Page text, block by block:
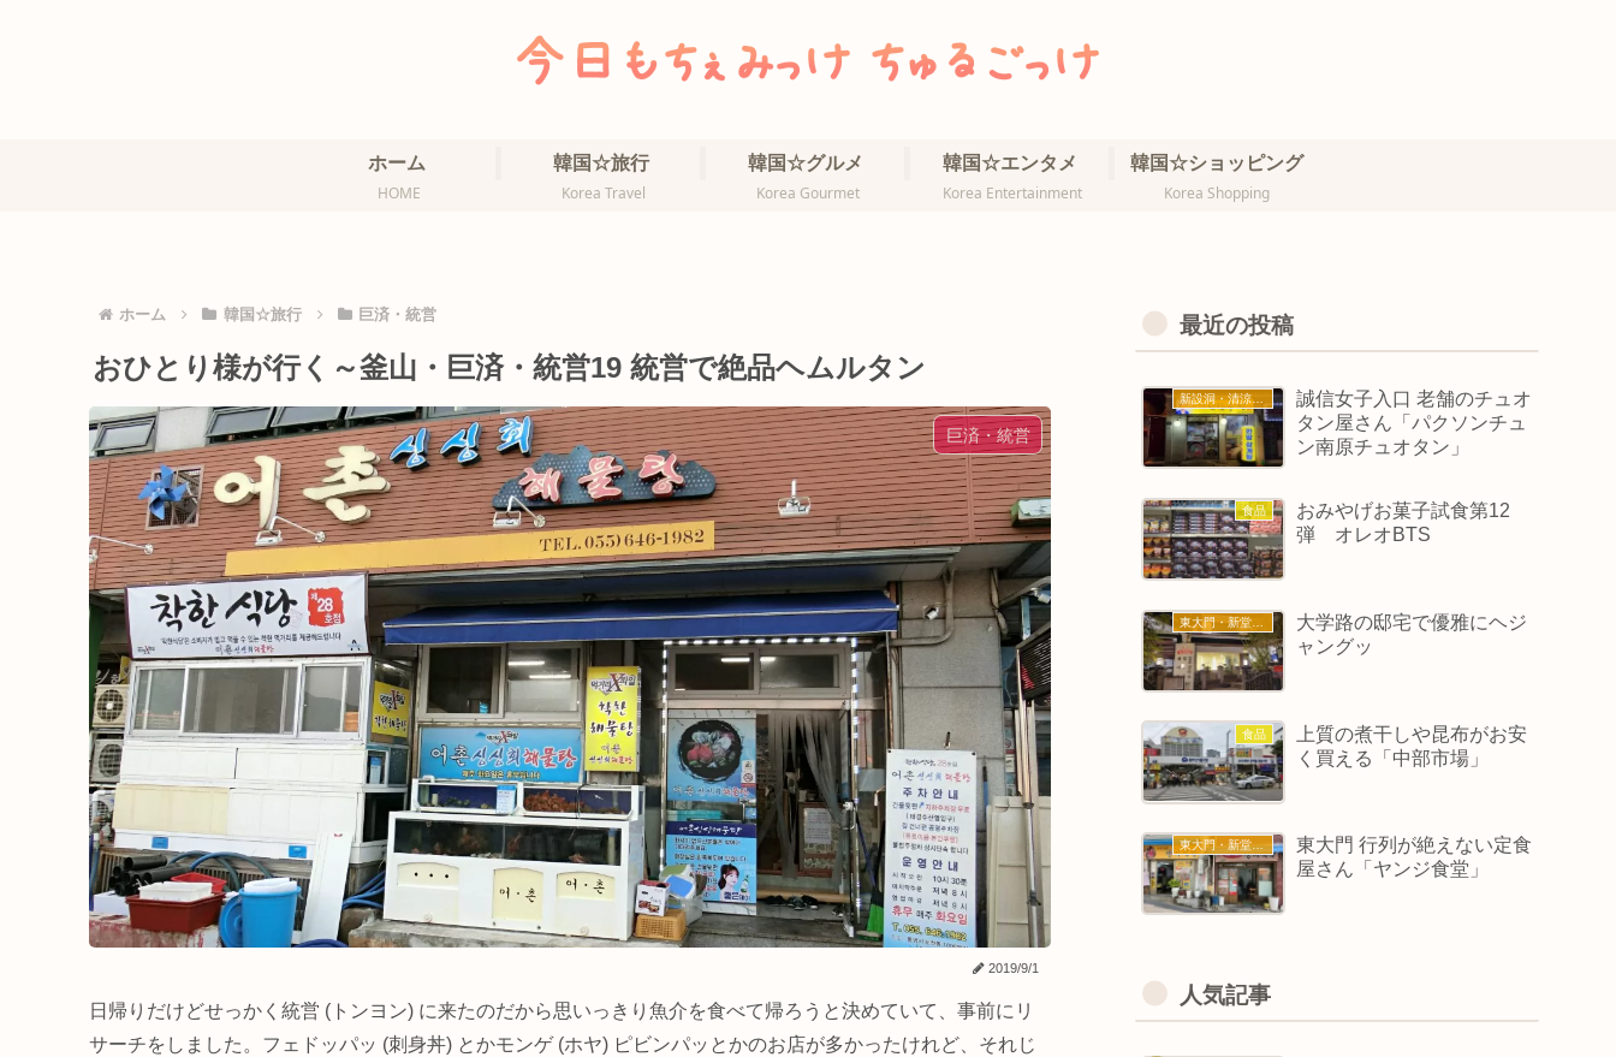
ホーム
HOME
韓国☆旅行
Korea Travel
韓国☆グルメ
Korea Gourmet
韓国☆エンタメ
Korea Entertainment
韓国☆ショッピング
Korea Shopping
ホーム 韓国☆旅行 巨済・統営
おひとり様が行く～釜山・巨済・統営19 統営で絶品ヘムルタン
巨済・統営
2019/9/1
日帰りだけどせっかく統営 (トンヨン) に来たのだから思いっきり魚介を食べて帰ろうと決めていて、事前にリ
サーチをしました。フェドッパッ (刺身丼) とかモンゲ (ホヤ) ピビンパッとかのお店が多かったけれど、それじ
最近の投稿
新設洞・清涼里・誠信女大
誠信女子入口 老舗のチュオ
タン屋さん「パクソンチュ
ン南原チュオタン」
食品
おみやげお菓子試食第12
弾 オレオBTS
大学路の邸宅で優雅にヘジ
ャングッ
食品
上質の煮干しや昆布がお安
く買える「中部市場」
東大門・新堂・東廟
東大門 行列が絶えない定食
屋さん「ヤンジ食堂」
人気記事